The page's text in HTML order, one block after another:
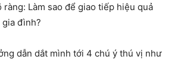
Làm sao để giao tiếp hiệu quả
đình?
dẫn dắt mình tới 4 chú ý thú vị như